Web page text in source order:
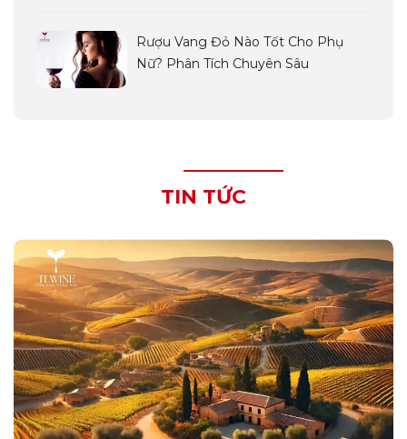
Rượu Vang Đỏ Nào Tốt Cho Phụ
Nữ? Phân Tích Chuyên Sâu
TIN TỨC